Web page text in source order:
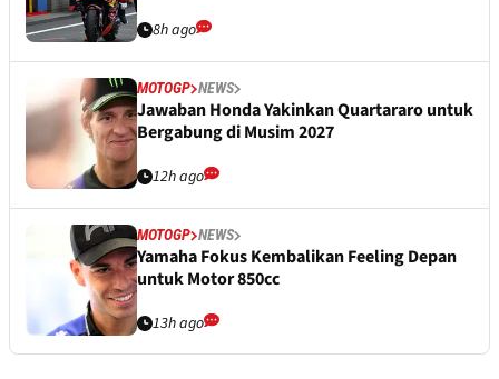
8h ago
MOTOGP NEWS
Jawaban Honda Yakinkan Quartararo untuk
Bergabung di Musim 2027
12h ago
MOTOGP NEWS
Yamaha Fokus Kembalikan Feeling Depan
untuk Motor 850cc
13h ago